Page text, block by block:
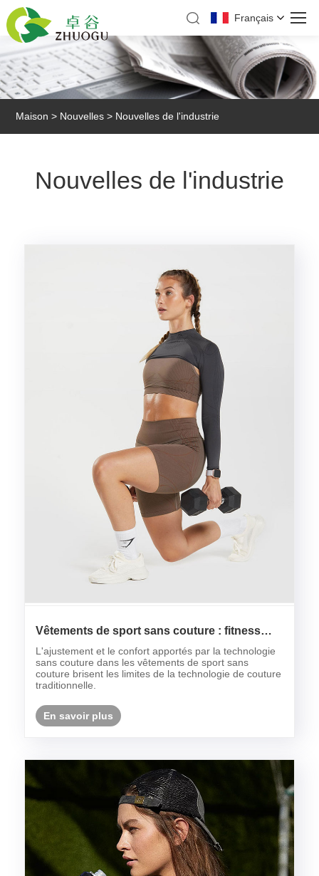
Français
Maison > Nouvelles > Nouvelles de l'industrie
Nouvelles de l'industrie
Vêtements de sport sans couture : fitness
confortable
L'ajustement et le confort apportés par la technologie
sans couture dans les vêtements de sport sans
couture brisent les limites de la technologie de couture
traditionnelle.
En savoir plus